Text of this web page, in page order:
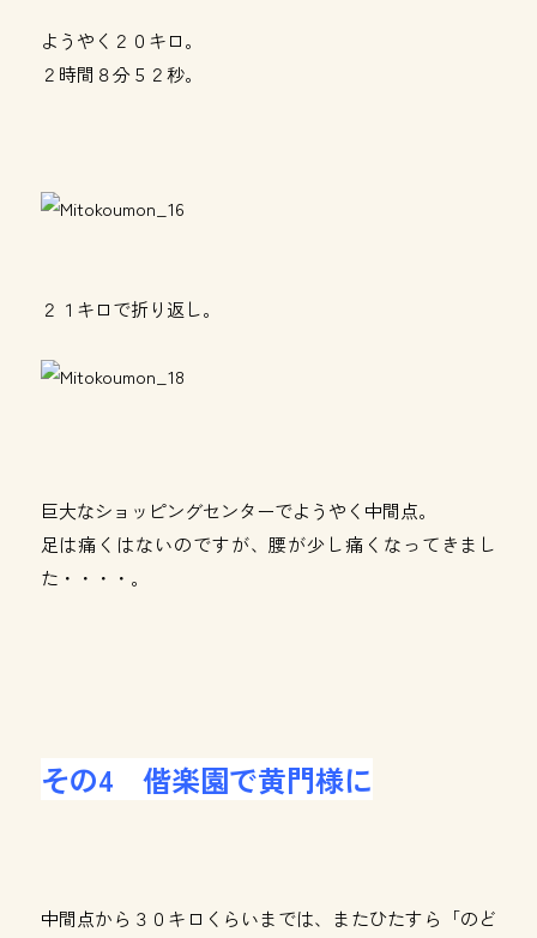
ようやく２０キロ。
２時間８分５２秒。
２１キロで折り返し。
巨大なショッピングセンターでようやく中間点。
足は痛くはないのですが、腰が少し痛くなってきまし
た・・・・。
その4 偕楽園で黄門様に
中間点から３０キロくらいまでは、またひたすら「のど